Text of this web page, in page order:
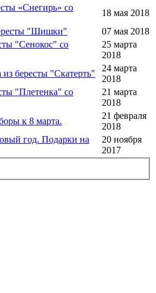
«Снегирь» со
18 мая 2018
"Шишки"
07 мая 2018
"Сенокос" со
25 марта
2018
бересты "Скатерть"
24 марта
2018
"Плетенка" со
21 марта
2018
к 8 марта.
21 февраля
2018
год. Подарки на
20 ноября
2017